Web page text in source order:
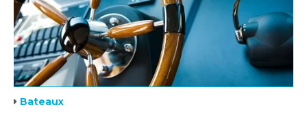
Bateaux